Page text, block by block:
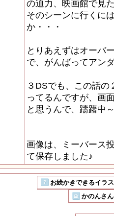
の迫力、映画館で見
そのシーンに行くに
か・・・
とりあえずはオーバ
で、がんばってアン
３DSでも、この話
ってるんですが、画
と思うんで、躊躇中
画像は、ミーバース
て保存しました♪
お絵かきできるイラ
かのんさ